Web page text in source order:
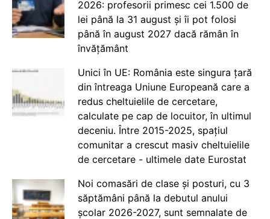
2026: profesorii primesc cei 1.500 de
lei până la 31 august și îi pot folosi
până în august 2027 dacă rămân în
învățământ
Unici în UE: România este singura țară
din întreaga Uniune Europeană care a
redus cheltuielile de cercetare,
calculate pe cap de locuitor, în ultimul
deceniu. Între 2015-2025, spațiul
comunitar a crescut masiv cheltuielile
de cercetare - ultimele date Eurostat
Noi comasări de clase și posturi, cu 3
săptămâni până la debutul anului
școlar 2026-2027, sunt semnalate de